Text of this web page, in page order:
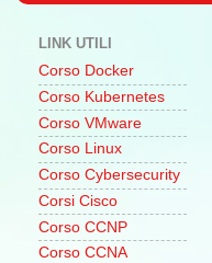
LINK UTILI
Corso Docker
Corso Kubernetes
Corso VMware
Corso Linux
Corso Cybersecurity
Corsi Cisco
Corso CCNP
Corso CCNA